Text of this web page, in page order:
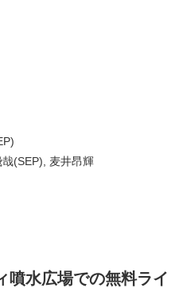
(SEP), 麦井昂輝
噴水広場での無料ライ